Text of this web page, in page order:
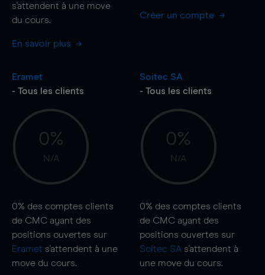
s'attendent à une move
du cours.
En savoir plus
Créer un compte
Eramet
- Tous les clients
0%
N/A
0% des comptes clients
de CMC ayant des
positions ouvertes sur
Eramet s'attendent à une
move du cours.
Soitec SA
- Tous les clients
0%
N/A
0% des comptes clients
de CMC ayant des
positions ouvertes sur
Soitec SA s'attendent à
une move du cours.